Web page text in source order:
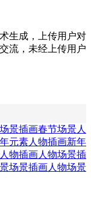
生成，上传用户对
流，未经上传用户
景插画春节场景人
元素人物插画新年
物插画人物场景插
场景插画人物场景